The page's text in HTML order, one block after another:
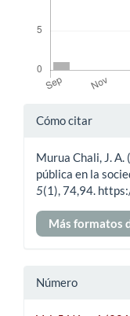
Detalles
artículo
Cómo citar
Murua Chali, J. A.
pública en la
5(1), 74,94.
Más formatos
Número